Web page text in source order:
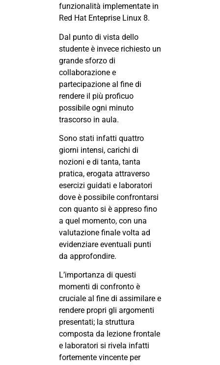
funzionalità implementate in
Red Hat Enteprise Linux 8.
Dal punto di vista dello
studente è invece richiesto un
grande sforzo di
collaborazione e
partecipazione al fine di
rendere il più proficuo
possibile ogni minuto
trascorso in aula.
Sono stati infatti quattro
giorni intensi, carichi di
nozioni e di tanta, tanta
pratica, erogata attraverso
esercizi guidati e laboratori
dove è possibile confrontarsi
con quanto si è appreso fino
a quel momento, con una
valutazione finale volta ad
evidenziare eventuali punti
da approfondire.
L’importanza di questi
momenti di confronto è
cruciale al fine di assimilare e
rendere propri gli argomenti
presentati; la struttura
composta da lezione frontale
e laboratori si rivela infatti
fortemente vincente per